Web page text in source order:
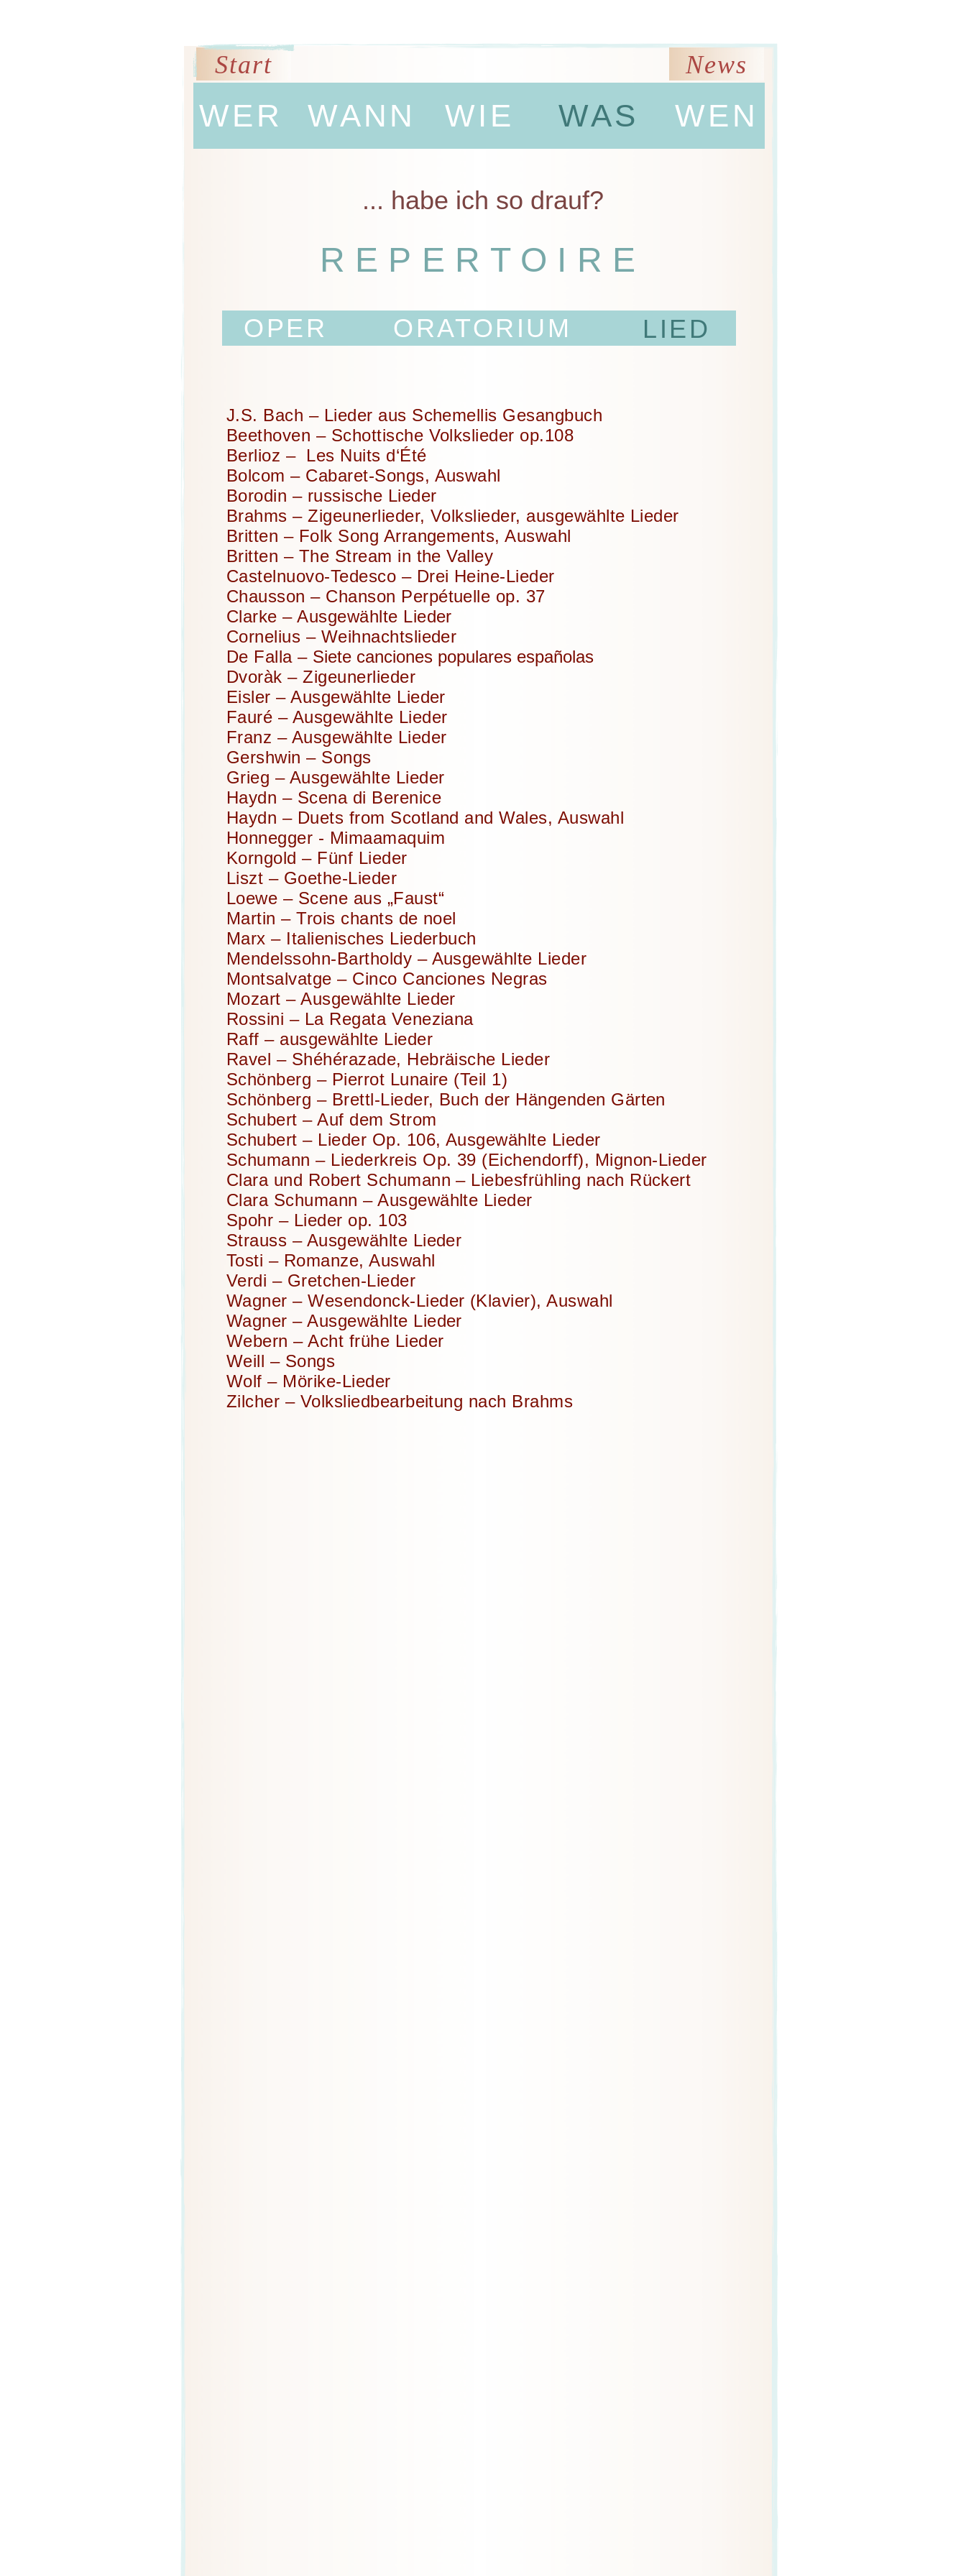
WER WIE WAS WEN
... habe ich so drauf?
REPERTOIRE
OPER ORATORIUM LIED
J.S. Bach – Lieder aus Schemellis Gesangbuch
Beethoven – Schottische Volkslieder op.108
Berlioz – Les Nuits d‘Été
Bolcom – Cabaret-Songs, Auswahl
Borodin – russische Lieder
Brahms – Zigeunerlieder, Volkslieder, ausgewählte Lieder
Britten – Folk Song Arrangements, Auswahl
Britten – The Stream in the Valley
Castelnuovo-Tedesco – Drei Heine-Lieder
Chausson – Chanson Perpétuelle op. 37
Clarke – Ausgewählte Lieder
Cornelius – Weihnachtslieder
De Falla – Siete canciones populares españolas
Dvoràk – Zigeunerlieder
Eisler – Ausgewählte Lieder
Fauré – Ausgewählte Lieder
Franz – Ausgewählte Lieder
Gershwin – Songs
Grieg – Ausgewählte Lieder
Haydn – Scena di Berenice
Haydn – Duets from Scotland and Wales, Auswahl
Honnegger - Mimaamaquim
Korngold – Fünf Lieder
Liszt – Goethe-Lieder
Loewe – Scene aus „Faust“
Martin – Trois chants de noel
Marx – Italienisches Liederbuch
Mendelssohn-Bartholdy – Ausgewählte Lieder
Montsalvatge – Cinco Canciones Negras
Mozart – Ausgewählte Lieder
Rossini – La Regata Veneziana
Raff – ausgewählte Lieder
Ravel – Shéhérazade, Hebräische Lieder
Schönberg – Pierrot Lunaire (Teil 1)
Schönberg – Brettl-Lieder, Buch der Hängenden Gärten
Schubert – Auf dem Strom
Schubert – Lieder Op. 106, Ausgewählte Lieder
Schumann – Liederkreis Op. 39 (Eichendorff), Mignon-Lieder
Clara und Robert Schumann – Liebesfrühling nach Rückert
Clara Schumann – Ausgewählte Lieder
Spohr – Lieder op. 103
Strauss – Ausgewählte Lieder
Tosti – Romanze, Auswahl
Verdi – Gretchen-Lieder
Wagner – Wesendonck-Lieder (Klavier), Auswahl
Wagner – Ausgewählte Lieder
Webern – Acht frühe Lieder
Weill – Songs
Wolf – Mörike-Lieder
Zilcher – Volksliedbearbeitung nach Brahms
Start News
WANN